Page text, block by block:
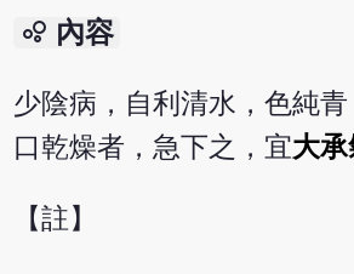
bubble_chart 內容
少陰病，自利清水，色純青
口乾燥者，急下之，宜大
【註】